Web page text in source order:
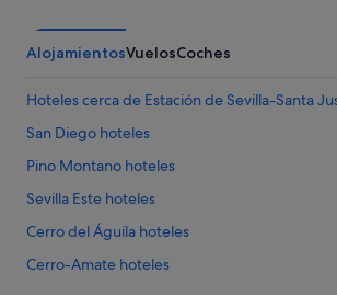
AlojamientosVuelosCoches
Hoteles cerca de Estación de Sevilla-Santa
San Diego hoteles
Pino Montano hoteles
Sevilla Este hoteles
Cerro del Águila hoteles
Cerro-Amate hoteles